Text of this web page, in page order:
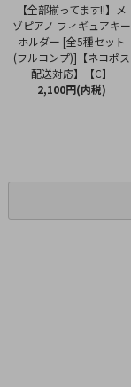
【全部揃ってます!!】メ
ゾピアノ フィギュアキー
ホルダー [全5種セット
(フルコンプ)]【ネコポス
配送対応】【C】
2,100円(内税)